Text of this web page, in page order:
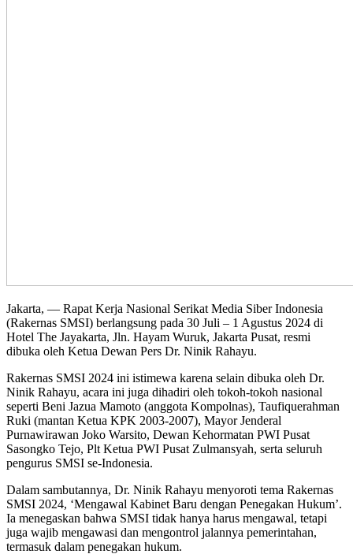
Jakarta, — Rapat Kerja Nasional Serikat Media Siber Indonesia
(Rakernas SMSI) berlangsung pada 30 Juli – 1 Agustus 2024 di
Hotel The Jayakarta, Jln. Hayam Wuruk, Jakarta Pusat, resmi
dibuka oleh Ketua Dewan Pers Dr. Ninik Rahayu.
Rakernas SMSI 2024 ini istimewa karena selain dibuka oleh Dr.
Ninik Rahayu, acara ini juga dihadiri oleh tokoh-tokoh nasional
seperti Beni Jazua Mamoto (anggota Kompolnas), Taufiquerahman
Ruki (mantan Ketua KPK 2003-2007), Mayor Jenderal
Purnawirawan Joko Warsito, Dewan Kehormatan PWI Pusat
Sasongko Tejo, Plt Ketua PWI Pusat Zulmansyah, serta seluruh
pengurus SMSI se-Indonesia.
Dalam sambutannya, Dr. Ninik Rahayu menyoroti tema Rakernas
SMSI 2024, ‘Mengawal Kabinet Baru dengan Penegakan Hukum’.
Ia menegaskan bahwa SMSI tidak hanya harus mengawal, tetapi
juga wajib mengawasi dan mengontrol jalannya pemerintahan,
termasuk dalam penegakan hukum.